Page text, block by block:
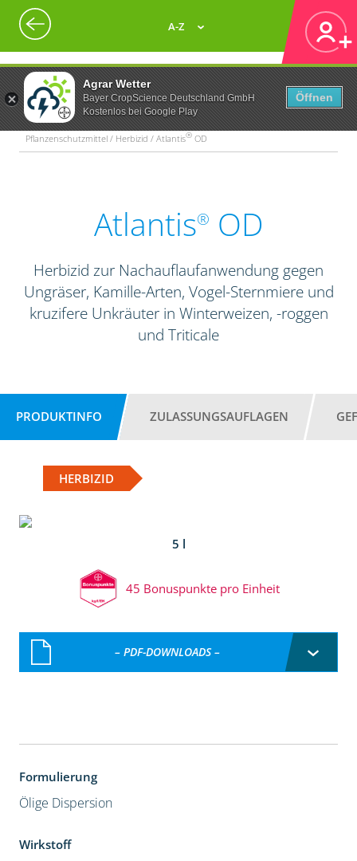
Agrar Wetter
Bayer CropScience Deutschland GmbH
Kostenlos bei Google Play
Öffnen
A-Z
Pflanzenschutzmittel / Herbizid / Atlantis® OD
Atlantis® OD
Herbizid zur Nachauflaufanwendung gegen
Ungräser, Kamille-Arten, Vogel-Sternmiere und
kruzifere Unkräuter in Winterweizen, -roggen
und Triticale
PRODUKTINFO ZULASSUNGSAUFLAGEN
HERBIZID
5 l
45 Bonuspunkte pro Einheit
– PDF-DOWNLOADS –
Formulierung
Ölige Dispersion
Wirkstoff